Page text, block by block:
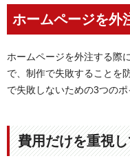
ホームページを外
ホームページを外注する際
で、制作で失敗することを
で失敗しないための3つのポ
費用だけを重視